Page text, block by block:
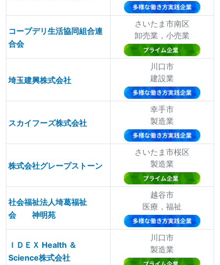
コープデリ生活協同組合連
合会
さいたま市南区
卸売業，小売業
埼玉建興株式会社
川口市
建設業
スカイフーズ株式会社
幸手市
製造業
株式会社グレープストーン
さいたま市桜区
製造業
社会福祉法人埼葛福祉
会 神明苑
越谷市
医療，福祉
ＩＤＥＸ Health ＆
Science株式会社
川口市
製造業